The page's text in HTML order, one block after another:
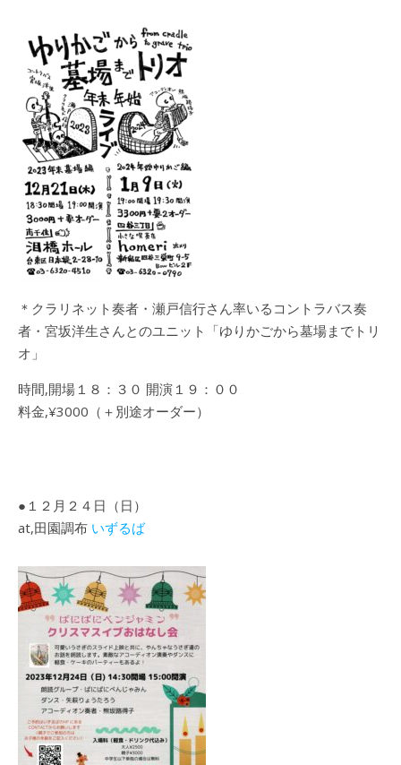
＊クラリネット奏者・瀬戸信行さん率いるコントラバス奏
者・宮坂洋生さんとのユニット「ゆりかごから墓場までトリ
オ」
時間,開場１８：３０ 開演１９：００
料金,¥3000（＋別途オーダー）
●１２月２４日（日）
at,田園調布 いずるば